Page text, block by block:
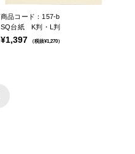
商品コード：157-b
SQ台紙 K判・L判
¥1,397 （税抜¥1,270）